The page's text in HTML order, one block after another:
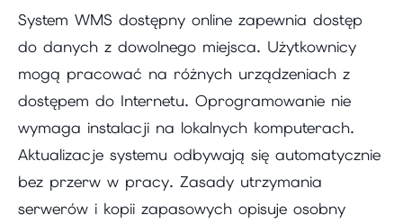
System WMS dostępny online zapewnia dostęp
do danych z dowolnego miejsca. Użytkownicy
mogą pracować na różnych urządzeniach z
dostępem do Internetu. Oprogramowanie nie
wymaga instalacji na lokalnych komputerach.
Aktualizacje systemu odbywają się automatycznie
bez przerw w pracy. Zasady utrzymania
serwerów i kopii zapasowych opisuje osobny